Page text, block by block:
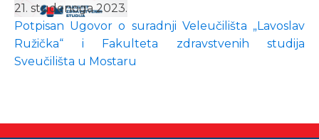
21. studenoga 2023.
Potpisan Ugovor o suradnji Veleučilišta „Lavoslav
Ružička“ i Fakulteta zdravstvenih studija
Sveučilišta u Mostaru